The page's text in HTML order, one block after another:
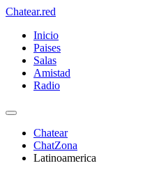
Chatear.red
Inicio
Paises
Salas
Amistad
Radio
Chatear
ChatZona
Latinoamerica